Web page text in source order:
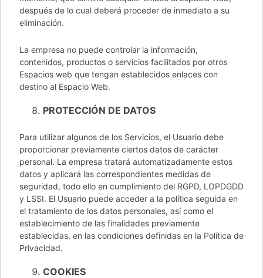
después de lo cual deberá proceder de inmediato a su
eliminación.
La empresa no puede controlar la información,
contenidos, productos o servicios facilitados por otros
Espacios web que tengan establecidos enlaces con
destino al Espacio Web.
PROTECCIÓN DE DATOS
Para utilizar algunos de los Servicios, el Usuario debe
proporcionar previamente ciertos datos de carácter
personal. La empresa tratará automatizadamente estos
datos y aplicará las correspondientes medidas de
seguridad, todo ello en cumplimiento del RGPD, LOPDGDD
y LSSI. El Usuario puede acceder a la política seguida en
el tratamiento de los datos personales, así como el
establecimiento de las finalidades previamente
establecidas, en las condiciones definidas en la Política de
Privacidad.
COOKIES